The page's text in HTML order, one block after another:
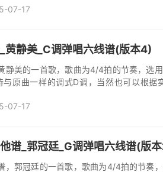
高，大部分人唱不上去，原调#F，所以选
但是多加练习就能拿下来，可以试着挑战
07-17
黄静美_C调弹唱六线谱(版本4)
静美的一首歌，歌曲为4/4拍的节奏，选
与原曲一样的调式D调，当然也可以根据
07-17
谱_郭冠廷_G调弹唱六线谱(版
，郭冠廷的一首歌，歌曲为4/4拍的节奏